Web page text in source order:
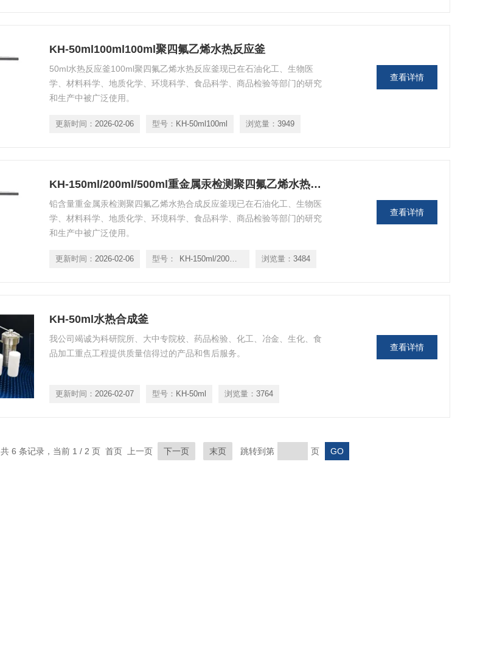
KH-50ml100ml100ml聚四氟乙烯水热反应釜
50ml水热反应釜100ml聚四氟乙烯水热反应釜现已在石油化工、生物医
学、材料科学、地质化学、环境科学、食品科学、商品检验等部门的研究
和生产中被广泛使用。
更新时间： 2026-02-06 型号： KH-50ml100ml 浏览量： 3949
查看详情
KH-150ml/200ml/500ml重金属汞检测聚四氟乙烯水热合成反应釜
铅含量重金属汞检测聚四氟乙烯水热合成反应釜现已在石油化工、生物医
学、材料科学、地质化学、环境科学、食品科学、商品检验等部门的研究
和生产中被广泛使用。
更新时间： 2026-02-06 型号： KH-150ml/200ml/500ml 浏览量： 3484
查看详情
KH-50ml水热合成釜
我公司竭诚为科研院所、大中专院校、药品检验、化工、冶金、生化、食
品加工重点工程提供质量信得过的产品和售后服务。
更新时间： 2026-02-07 型号： KH-50ml 浏览量： 3764
查看详情
共 6 条记录，当前 1 / 2 页 首页 上一页 下一页 末页 跳转到第 页